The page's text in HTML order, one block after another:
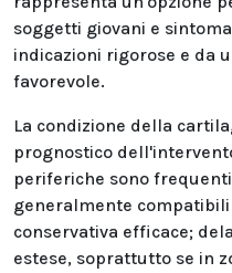
soggetti giovani e
indicazioni rigorose e da
favorevole.
La condizione della
prognostico
periferiche sono
generalmente
conservativa efficace;
estese, soprattutto se in